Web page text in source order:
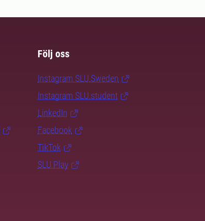
Följ oss
Instagram SLU.Sweden
Instagram SLU.student
LinkedIn
Facebook
TikTok
SLU Play